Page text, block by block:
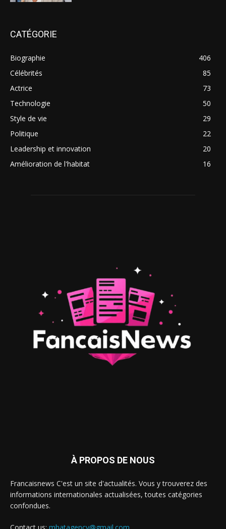
CATÉGORIE
Biographie
406
Célébrités
85
Actrice
73
Technologie
50
Style de vie
29
Politique
22
Leadership et innovation
20
Amélioration de l'habitat
16
À PROPOS DE NOUS
Francaisnews C'est un site d'actualités. Vous y trouverez des
informations internationales actualisées, toutes catégories
confondues.